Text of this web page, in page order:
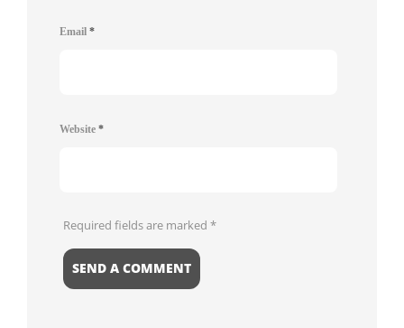
Email *
Website *
Required fields are marked *